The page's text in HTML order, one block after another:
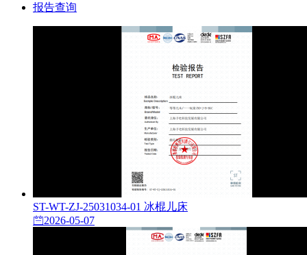
报告查询
ST-WT-ZJ-25031034-01 冰棍儿床
2026-05-07